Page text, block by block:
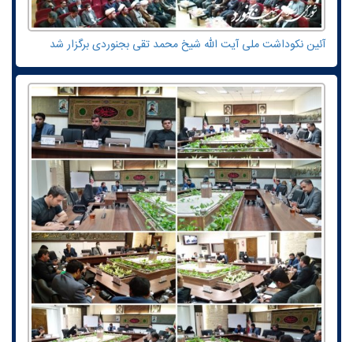
آئین نکوداشت ملی آیت الله شیخ محمد تقی بجنوردی برگزار شد